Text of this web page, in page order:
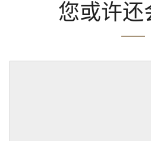
您或许还